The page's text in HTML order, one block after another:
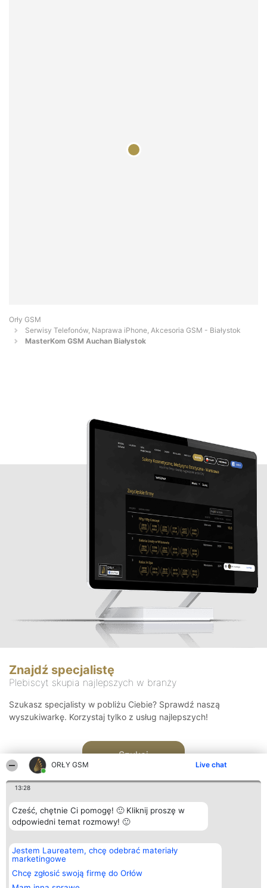
ORŁY GSM Live chat
13:28
Cześć, chętnie Ci pomogę! 🙂 Kliknij proszę w
odpowiedni temat rozmowy! 🙂
Jestem Laureatem, chcę odebrać materiały
marketingowe
Chcę zgłosić swoją firmę do Orłów
Orły GSM
Serwisy Telefonów, Naprawa iPhone, Akcesoria GSM - Białystok
MasterKom GSM Auchan Białystok
Znajdź specjalistę
Plebiscyt skupia najlepszych w branży
Szukasz specjalisty w pobliżu Ciebie? Sprawdź naszą
wyszukiwarkę. Korzystaj tylko z usług najlepszych!
Szukaj
Organizator plebiscytu
Bright Side Solutions sp. z o.
o. sp. k.
ul. Ruska 22
Wrocław 50-079
Plebiscyt
Laureaci
wszystkich
Laureatów
Kontakt
Kontakt